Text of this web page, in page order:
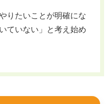
りたいことが明確にな
ていない」と考え始め